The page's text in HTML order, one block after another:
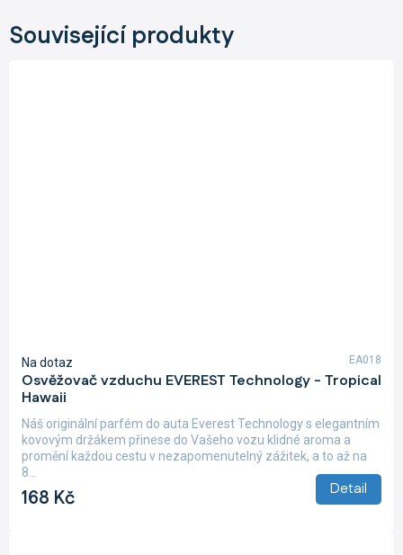
Související produkty
Osvěžovač vzduchu EVEREST Technology - Tropical
Hawaii
Na dotaz
168 Kč Detail
Náš originální parfém do auta Everest Technology s elegantním
kovovým držákem přinese do Vašeho vozu klidné aroma a
promění každou cestu v nezapomenutelný zážitek, a to až na
8...
EA018